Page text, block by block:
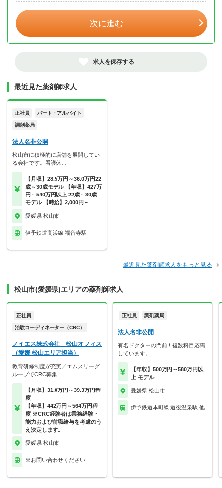
次に進む
求人を保存する
最近見た薬剤師求人
正社員 パート・アルバイト
調剤薬局
法人名非公開
松山市に積極的に店舗を展開してい
る会社です。看護休…
【月収】28.5万円～36.0万円22
歳～30歳モデル 【年収】427万
円～540万円以上 22歳～30歳
モデル 【時給】2,000円～
愛媛県 松山市
伊予鉄道高浜線 福音寺駅
最近見た薬剤師求人をもっと見る
松山市(愛媛県)エリアの薬剤師求人
正社員
治験コーディネーター（CRC）
ノイエス株式会社 松山オフィス
（愛媛 松山エリア担当）
教育研修制度が充実／エムスリーグ
ループでCRC募集…
【月収】31.0万円～39.3万円程
度
【年収】442万円～564万円程
度 ※CRC経験者は業務経験・
能力および前職給与を考慮のう
え決定します。
愛媛県 松山市
※お問い合わせください
正社員 調剤薬局
法人名非公開
有名ドクターの門前！複数科目応需
しています。
【年収】500万円～580万円以
上 モデル
愛媛県 松山市
伊予鉄道本町線 道後温泉駅 他